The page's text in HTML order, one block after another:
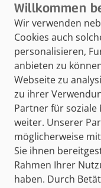
Ein
hilft
zu
Wir verwenden
Cookies auch
personalisieren,
anbieten zu
Webseite zu
zu ihrer
Partner für soziale
weiter. Unserer
möglicherweise
Sie ihnen
Rahmen Ihrer
haben. Durch